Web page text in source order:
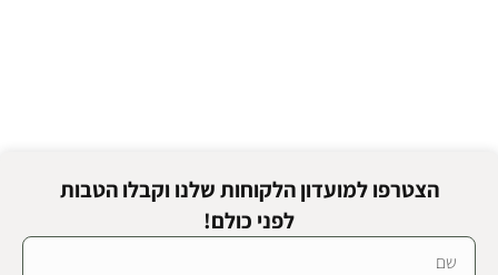
הצטרפו למועדון הלקוחות שלנו וקבלו הטבות
לפני כולם!